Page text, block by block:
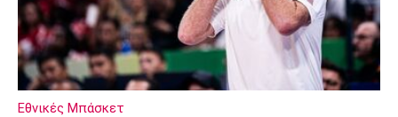
Εθνικές Μπάσκετ